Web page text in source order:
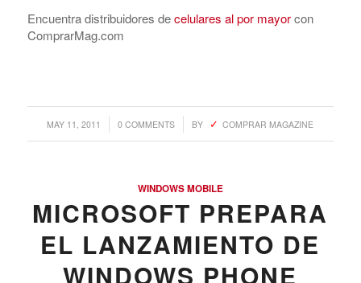
Encuentra distribuidores decelulares al por mayorcon
ComprarMag.com
MAY 11, 2011
/ 0 COMMENTS
/ BY COMPRAR MAGAZINE
WINDOWS MOBILE
MICROSOFT PREPARA
EL LANZAMIENTO DE
WINDOWS PHONE